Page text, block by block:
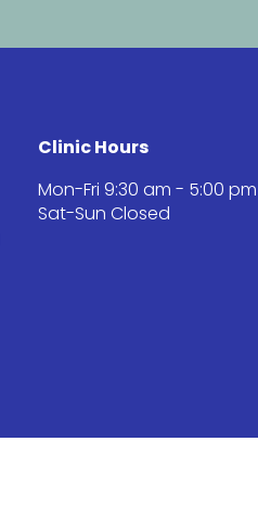
Clinic Hours
Mon-Fri 9:30 am - 5:00 pm
Sat-Sun Closed